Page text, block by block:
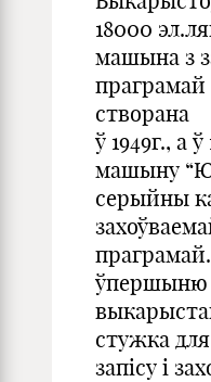
18000
машына з
праграмай
створана
ў 1949г., а
машыну
серыйны
ўпершыню
стужка для
запісу і